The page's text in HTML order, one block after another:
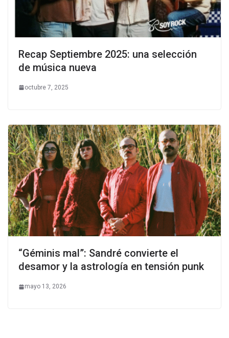
Recap Septiembre 2025: una selección
de música nueva
octubre 7, 2025
“Géminis mal”: Sandré convierte el
desamor y la astrología en tensión punk
mayo 13, 2026